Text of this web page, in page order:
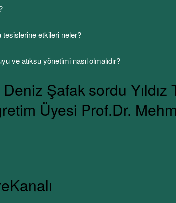
tesislerine etkileri neler?
ve atıksu yönetimi nasıl olmalıdır?
Deniz Şafak sordu
Üyesi Prof.Dr.